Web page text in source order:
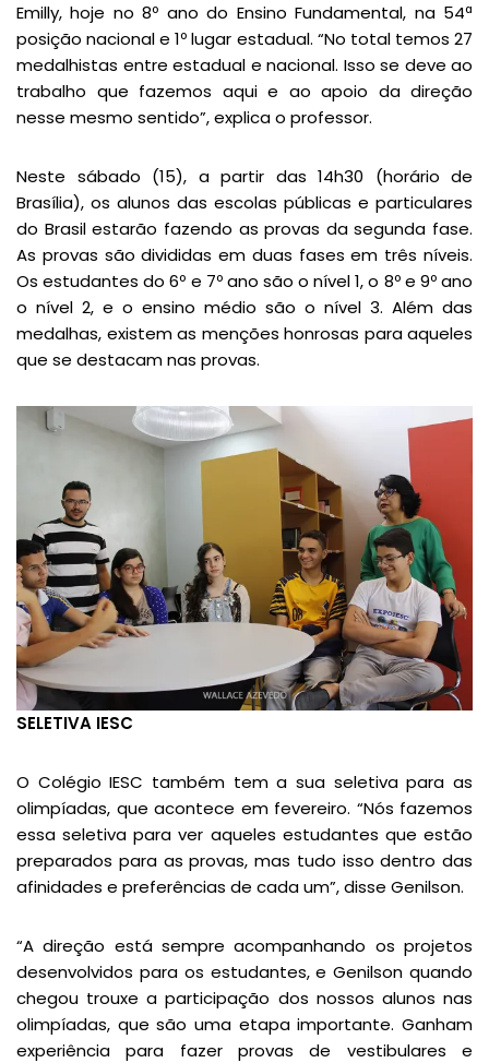
Emilly, hoje no 8º ano do Ensino Fundamental, na 54ª
posição nacional e 1º lugar estadual. “No total temos 27
medalhistas entre estadual e nacional. Isso se deve ao
trabalho que fazemos aqui e ao apoio da direção
nesse mesmo sentido”, explica o professor.
Neste sábado (15), a partir das 14h30 (horário de
Brasília), os alunos das escolas públicas e particulares
do Brasil estarão fazendo as provas da segunda fase.
As provas são divididas em duas fases em três níveis.
Os estudantes do 6º e 7º ano são o nível 1, o 8º e 9º ano
o nível 2, e o ensino médio são o nível 3. Além das
medalhas, existem as menções honrosas para aqueles
que se destacam nas provas.
SELETIVA IESC
O Colégio IESC também tem a sua seletiva para as
olimpíadas, que acontece em fevereiro. “Nós fazemos
essa seletiva para ver aqueles estudantes que estão
preparados para as provas, mas tudo isso dentro das
afinidades e preferências de cada um”, disse Genilson.
“A direção está sempre acompanhando os projetos
desenvolvidos para os estudantes, e Genilson quando
chegou trouxe a participação dos nossos alunos nas
olimpíadas, que são uma etapa importante. Ganham
experiência para fazer provas de vestibulares e